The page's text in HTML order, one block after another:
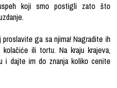
koji smo postigli zato što
ga sa njima! Nagradite ih
ili tortu. Na kraju krajeva,
i dajte im do znanja koliko cenite